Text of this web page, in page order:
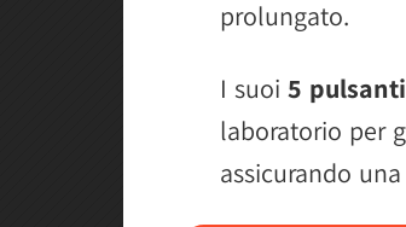
prolungato.
I suoi 5
laboratorio per
assicurando